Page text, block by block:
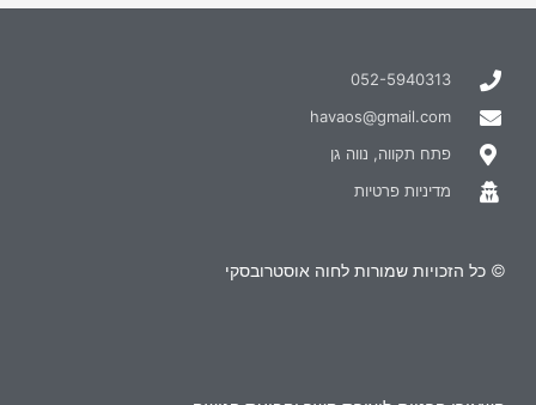
052-5940313
havaos@gmail.com
פתח תקווה, נווה גן
מדיניות פרטיות
© כל הזכויות שמורות לחוה אוסטרובסקי